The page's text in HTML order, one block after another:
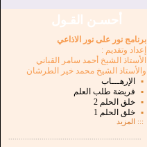
أحسـن القـول
برنامج نور على نور الاذاعي
إعداد وتقديم :
الأستاذ الشيخ أحمد سامر القباني
والأستاذ الشيخ محمد خير الطرشان
▪
الإرهـــاب
▪
فريضة طلب العلم
▪
خلق الحلم 2
▪
خلق الحلم 1
:::
المزيد